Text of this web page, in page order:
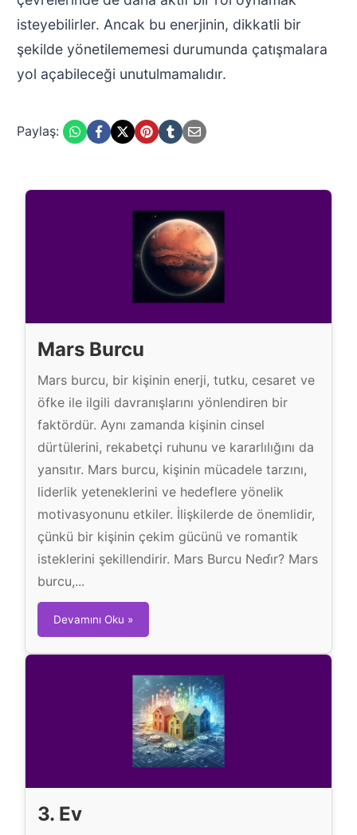
isteyebilirler. Ancak bu enerjinin, dikkatli bir
şekilde yönetilememesi durumunda çatışmalara
yol açabileceği unutulmamalıdır.
Paylaş:
Mars Burcu
Mars burcu, bir kişinin enerji, tutku, cesaret ve
öfke ile ilgili davranışlarını yönlendiren bir
faktördür. Aynı zamanda kişinin cinsel
dürtülerini, rekabetçi ruhunu ve kararlılığını da
yansıtır. Mars burcu, kişinin mücadele tarzını,
liderlik yeteneklerini ve hedeflere yönelik
motivasyonunu etkiler. İlişkilerde de önemlidir,
çünkü bir kişinin çekim gücünü ve romantik
isteklerini şekillendirir. Mars Burcu Nedi̇r? Mars
burcu,...
Devamını Oku »M
a
r
s
B
u
r
c
u
3. Ev